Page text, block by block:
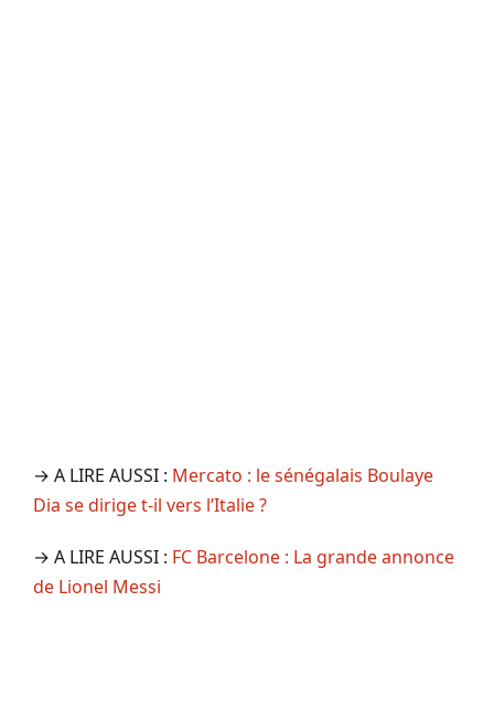
→ A LIRE AUSSI : Mercato : le sénégalais Boulaye
Dia se dirige t-il vers l’Italie ?
→ A LIRE AUSSI : FC Barcelone : La grande annonce
de Lionel Messi